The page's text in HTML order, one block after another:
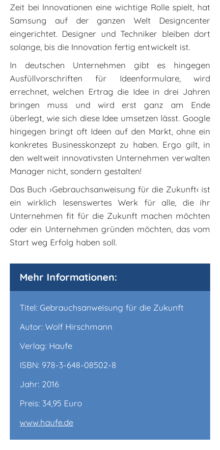
Zeit bei Innovationen eine wichtige Rolle spielt, hat
Samsung auf der ganzen Welt Designcenter
eingerichtet. Designer und Techniker bleiben dort
solange, bis die Innovation fertig entwickelt ist.
In deutschen Unternehmen gibt es hingegen
Ausfüllvorschriften für Ideenformulare, wird
errechnet, welchen Ertrag die Idee in drei Jahren
bringen muss und wird erst ganz am Ende
überlegt, wie sich diese Idee umsetzen lässt. Google
hingegen bringt oft Ideen auf den Markt, ohne ein
konkretes Businesskonzept zu haben. Ergo gilt, in
den weltweit innovativsten Unternehmen verwalten
Manager nicht, sondern gestalten!
Das Buch ›Gebrauchsanweisung für die Zukunft‹ ist
ein wirklich lesenswertes Werk für alle, die ihr
Unternehmen fit für die Zukunft machen möchten
oder ein Unternehmen gründen möchten, das vom
Start weg Erfolg haben soll.
Mehr Informationen:
Titel: Gebrauchsanweisung für die Zukunft
Autor: Wolf Hirschmann
Verlag: Haufe
ISBN: 978-3-648-08502-8
Jahr: 2016
Preis: 34,95 Euro
www.haufe.de